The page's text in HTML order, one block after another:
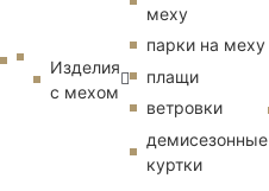
Изделия
с мехом
меху
парки на меху
плащи
ветровки
демисезонные
куртки